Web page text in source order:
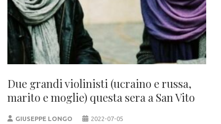
Due grandi violinisti (ucraino e russa,
marito e moglie) questa sera a San Vito
GIUSEPPE LONGO 2022-07-05